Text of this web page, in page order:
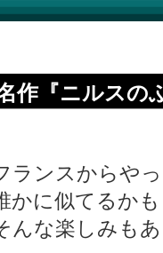
作『ニルスの
ランスからや
かに似てるか
んな楽しみも